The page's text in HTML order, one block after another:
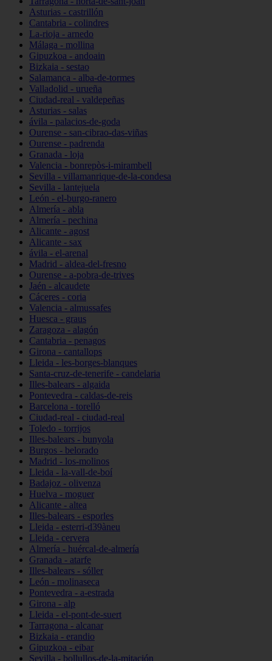
Asturias - castrillón
Cantabria - colindres
La-rioja - arnedo
Málaga - mollina
Gipuzkoa - andoain
Bizkaia - sestao
Salamanca - alba-de-tormes
Valladolid - urueña
Ciudad-real - valdepeñas
Asturias - salas
ávila - palacios-de-goda
Ourense - san-cibrao-das-viñas
Ourense - padrenda
Granada - loja
Valencia - bonrepòs-i-mirambell
Sevilla - villamanrique-de-la-condesa
Sevilla - lantejuela
León - el-burgo-ranero
Almería - abla
Almería - pechina
Alicante - agost
Alicante - sax
ávila - el-arenal
Madrid - aldea-del-fresno
Ourense - a-pobra-de-trives
Jaén - alcaudete
Cáceres - coria
Valencia - almussafes
Huesca - graus
Zaragoza - alagón
Cantabria - penagos
Girona - cantallops
Lleida - les-borges-blanques
Santa-cruz-de-tenerife - candelaria
Illes-balears - algaida
Pontevedra - caldas-de-reis
Barcelona - torelló
Ciudad-real - ciudad-real
Toledo - torrijos
Illes-balears - bunyola
Burgos - belorado
Madrid - los-molinos
Lleida - la-vall-de-boí
Badajoz - olivenza
Huelva - moguer
Alicante - altea
Illes-balears - esporles
Lleida - esterri-d39àneu
Lleida - cervera
Almería - huércal-de-almería
Granada - atarfe
Illes-balears - sóller
León - molinaseca
Pontevedra - a-estrada
Girona - alp
Lleida - el-pont-de-suert
Tarragona - alcanar
Bizkaia - erandio
Gipuzkoa - eibar
Sevilla - bollullos-de-la-mitación